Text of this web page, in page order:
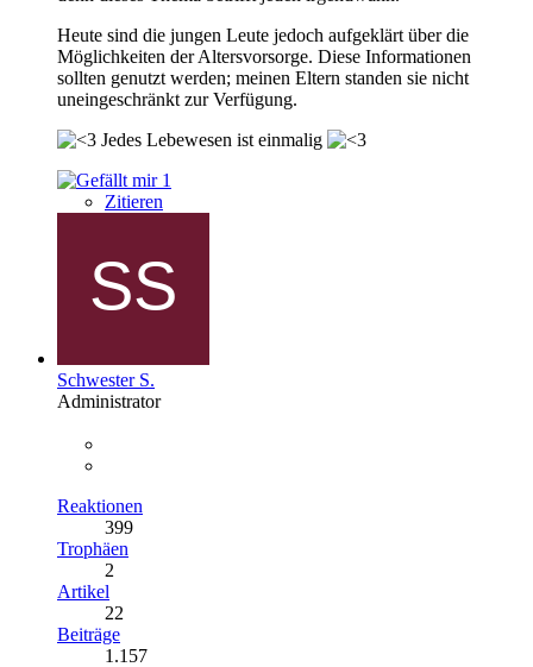
Heute sind die jungen Leute jedoch aufgeklärt über die
Möglichkeiten der Altersvorsorge. Diese Informationen
sollten genutzt werden; meinen Eltern standen sie nicht
uneingeschränkt zur Verfügung.
Jedes Lebewesen ist einmalig
1
Zitieren
Schwester S.
Administrator
Reaktionen
399
Trophäen
2
Artikel
22
Beiträge
1.157